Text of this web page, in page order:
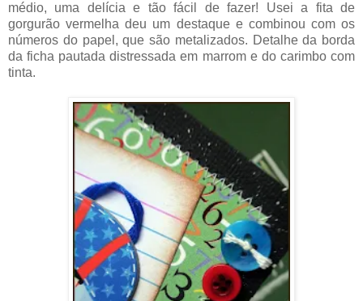
médio, uma delícia e tão fácil de fazer! Usei a fita de
gorgurão vermelha deu um destaque e combinou com os
números do papel, que são metalizados. Detalhe da borda
da ficha pautada distressada em marrom e do carimbo com
tinta.